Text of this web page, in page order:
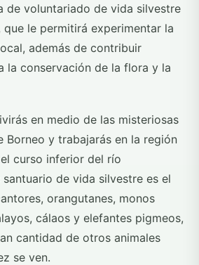
de voluntariado de vida silvestre
que le permitirá experimentar la
además de contribuir
la conservación de la flora y la
en medio de las misteriosas
Borneo y trabajarás en la región
curso inferior del río
santuario de vida silvestre es el
orangutanes, monos
cálaos y elefantes pigmeos,
cantidad de otros animales
se ven.